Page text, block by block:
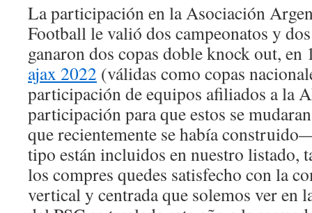
La participación en la Asociación
Football le valió dos campeonatos y
ganaron dos copas doble knock out,
ajax 2022 (válidas como copas
participación de equipos afiliados a la
participación para que estos se
que recientemente se había
tipo están incluidos en nuestro listado,
los compres quedes satisfecho con la
vertical y centrada que solemos ver en